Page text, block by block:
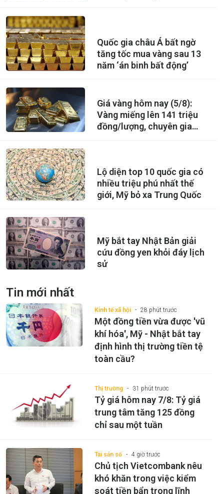
lừa đảo xuyên quốc gia
Quốc gia châu Á bất ngờ
tăng tốc mua vàng sau 13
năm ‘án binh bất động’
Giá vàng hôm nay (5/8):
Vàng miếng lên 141 triệu
đồng/lượng, chuyên gia
Lộ diện top 10 quốc gia có
nhiều triệu phú nhất thế
giới, Mỹ bỏ xa Trung Quốc
Mỹ bắt tay Nhật Bản giải
cứu đồng yen khỏi đáy lịch
sử
Tin mới nhất
Kinh tế xã hội 28 phút trước
Một đồng tiền vừa được 'vũ
khí hóa', Mỹ - Nhật bắt tay
định hình thị trường tiền tệ
toàn cầu?
Thị trường 31 phút trước
Tỷ giá hôm nay 7/8: Tỷ giá
trung tâm tăng 125 đồng
chỉ sau một tuần
Tài sản số 4 giờ trước
Chủ tịch Vietcombank nêu
khó khăn trong việc kiểm
soát tiền bẩn trong lĩnh